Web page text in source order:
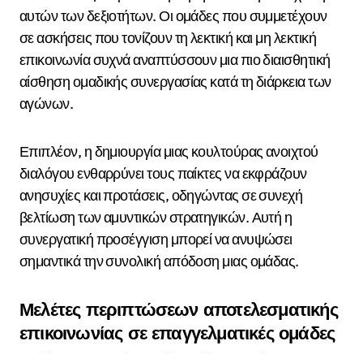
αυτών των δεξιοτήτων. Οι ομάδες που συμμετέχουν
σε ασκήσεις που τονίζουν τη λεκτική και μη λεκτική
επικοινωνία συχνά αναπτύσσουν μια πιο διαισθητική
αίσθηση ομαδικής συνεργασίας κατά τη διάρκεια των
αγώνων.
Επιπλέον, η δημιουργία μιας κουλτούρας ανοιχτού
διαλόγου ενθαρρύνει τους παίκτες να εκφράζουν
ανησυχίες και προτάσεις, οδηγώντας σε συνεχή
βελτίωση των αμυντικών στρατηγικών. Αυτή η
συνεργατική προσέγγιση μπορεί να ανυψώσει
σημαντικά την συνολική απόδοση μιας ομάδας.
Μελέτες περιπτώσεων αποτελεσματικής
επικοινωνίας σε επαγγελματικές ομάδες